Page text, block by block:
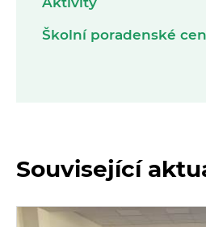
Školní poradenské
Související